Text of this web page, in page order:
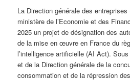
La Direction générale des
ministère de l’Economie et des
2025 un projet de désignation des
de la mise en œuvre en France du
l’intelligence artificielle (AI Act).
et de la Direction générale de la
consommation et de la répression